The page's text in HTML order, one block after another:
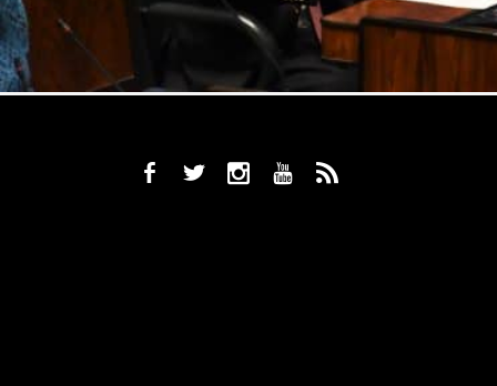
b a x r ,